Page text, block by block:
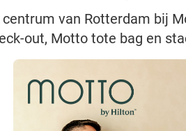
van Rotterdam bij
out, Motto tote bag en